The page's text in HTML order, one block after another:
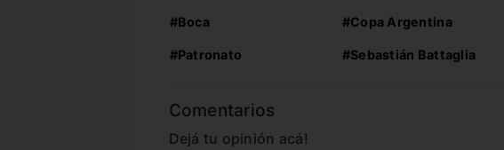
#Boca #Copa Argentina
#Patronato #Sebastián Battaglia
Comentarios
Dejá tu opinión acá!